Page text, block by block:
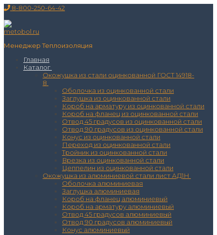
Перейти
содержимому
Меню
Закрыть
8-800-250-64-42
Менеджер Теплоизоляция
Главная
Каталог
Окожушка из стали оцинкованной ГОСТ 14918-
8
Оболочка из оцинкованной стали
Заглушка из оцинкованной стали
Короб на арматуру из оцинкованной стали
Короб на фланец из оцинкованной стали
Отвод 45 градусов из оцинкованной стали
Отвод 90 градусов из оцинкованной стали
Конус из оцинкованной стали
Переход из оцинкованной стали
Тройник из оцинкованной стали
Врезка из оцинкованной стали
Цеппелин из оцинкованной стали
Окожушка из алюминиевой стали лист АД1Н
Оболочка алюминиевая
Заглушка алюминиевая
Короб на фланец алюминиевый
Короб на арматуру алюминиевый
Отвод 45 градусов алюминиевый
Отвод 90 градусов алюминиевый
Конус алюминиевый